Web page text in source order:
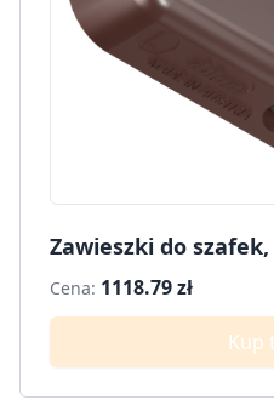
Zawieszki do
Cena: 1118.79 zł
Kup